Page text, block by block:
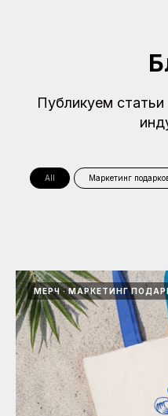
Публикуем
All Маркетинг
МЕРЧ МАРКЕТИНГ